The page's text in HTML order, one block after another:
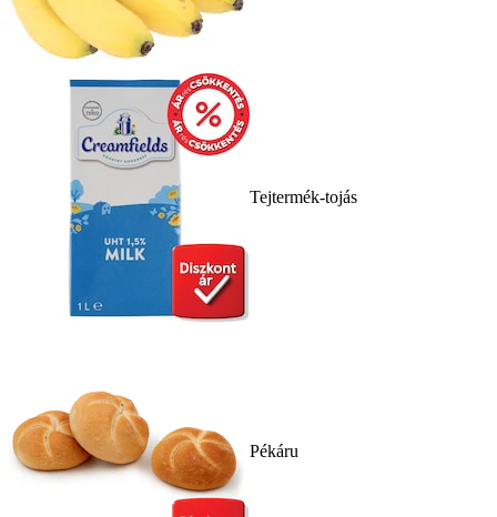
Tejtermék-tojás
Pékáru